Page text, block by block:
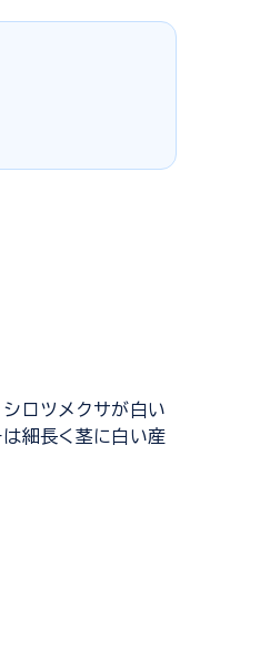
ロツメクサが白い
細長く茎に白い産